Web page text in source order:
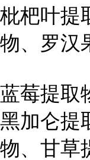
枇杷叶提
物、罗汉
蓝莓提取
黑加仑提
物、甘草